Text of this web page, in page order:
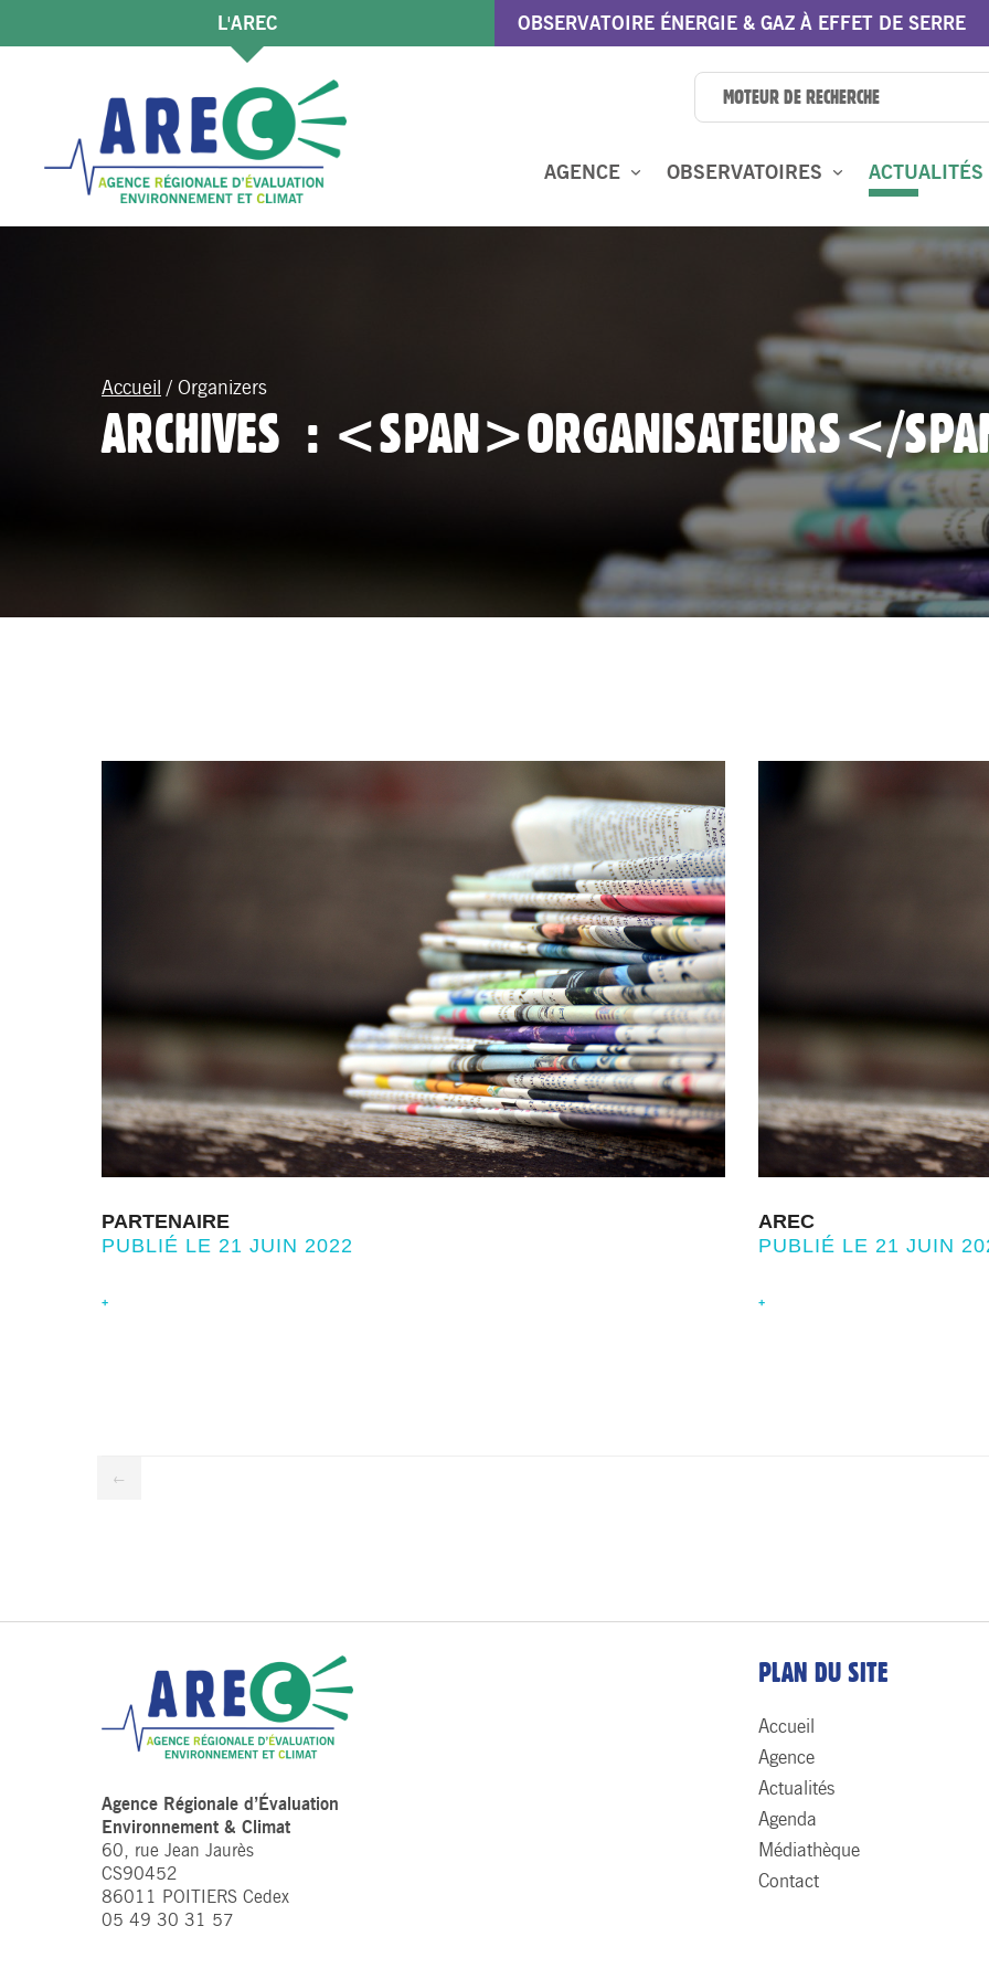
L'AREC OBSERVATOIRE ÉNERGIE & GAZ À EFFET DE SERRE
AGENCE OBSERVATOIRES ACTUALITÉS
Accueil / Organizers
ARCHIVES : <SPAN>ORGANISATEURS</
PARTENAIRE
PUBLIÉ LE 21 JUIN 2022
+
AREC
PUBLIÉ LE 21 JUIN
+
←
Agence Régionale d’Évaluation
Environnement & Climat
60, rue Jean Jaurès
CS90452
86011 POITIERS Cedex
05 49 30 31 57
PLAN DU SITE
Accueil
Agence
Actualités
Agenda
Médiathèque
Contact